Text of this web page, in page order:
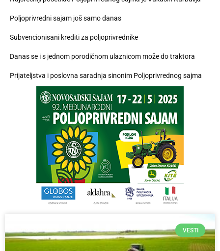
Poljoprivredni sajam još samo danas
Subvencionisani krediti za poljoprivrednike
Danas se i s jednom porodičnom ulaznicom može do traktora
Prijateljstva i poslovna saradnja sinonim Poljoprivrednog sajma
VESTI